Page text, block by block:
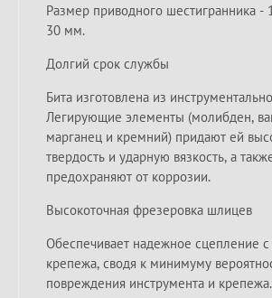
Размер приводного шестигранника
30 мм.
Долгий срок службы
Бита изготовлена из
Легирующие элементы (молибден,
марганец и кремний) придают ей
твердость и ударную вязкость, а
предохраняют от коррозии.
Высокоточная фрезеровка шлицев
Обеспечивает надежное сцепление
крепежа, сводя к минимуму
повреждения инструмента и крепежа.